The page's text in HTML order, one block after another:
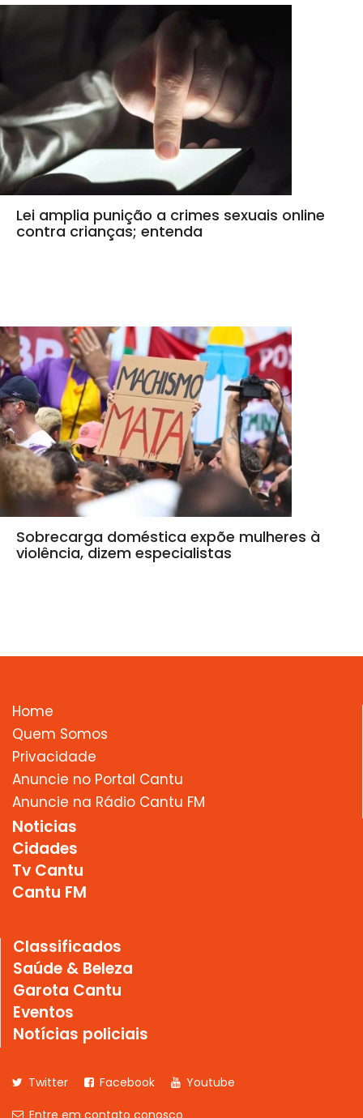
Lei amplia punição a crimes sexuais online
contra crianças; entenda
Sobrecarga doméstica expõe mulheres à
violência, dizem especialistas
Home
Quem Somos
Privacidade
Anuncie no Portal Cantu
Anuncie na Rádio Cantu FM
Noticias
Cidades
Tv Cantu
Cantu FM
Classificados
Saúde & Beleza
Garota Cantu
Eventos
Notícias policiais
Twitter Facebook
Youtube